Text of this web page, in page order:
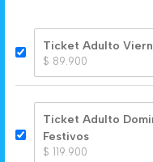
Ticket Adulto
$ 89.900
Ticket Adulto
Festivos
$ 119.900